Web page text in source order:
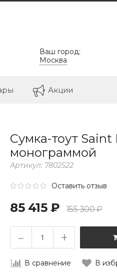
Ваш город:
Москва
Акции
Сумка-тоут Saint
монограммой
Артикул: 7802522
Оставить отзыв
85 415 ₽ 155 300 ₽
– +
В сравнение В